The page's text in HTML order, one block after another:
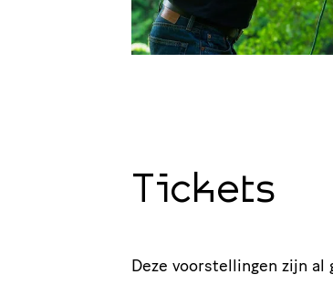
Tickets
Deze voorstellingen zijn al